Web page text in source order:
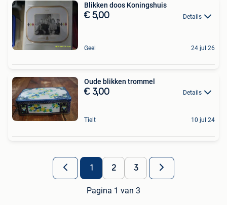
Blikken doos Koningshuis
€ 5,00 Details
Geel 24 jul 26
Oude blikken trommel
€ 3,00 Details
Tielt 10 jul 24
1 2 3
Pagina 1 van 3